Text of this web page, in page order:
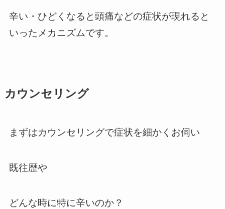
辛い・ひどくなると頭痛などの症状が現れると
いったメカニズムです。
カウンセリング
まずはカウンセリングで症状を細かくお伺い
既往歴や
どんな時に特に辛いのか？